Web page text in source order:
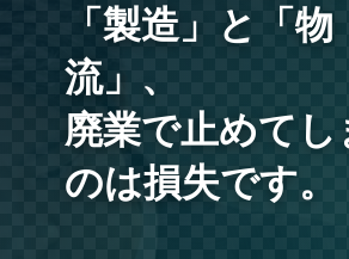
「製造」と「物
流」、
廃業で止めてし
のは損失です。